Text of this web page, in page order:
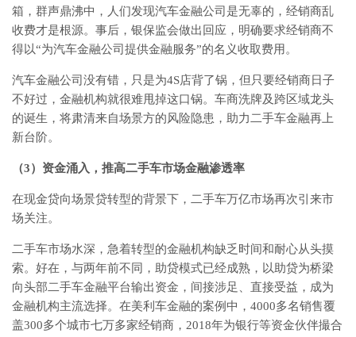
箱，群声鼎沸中，人们发现汽车金融公司是无辜的，经销商乱
收费才是根源。事后，银保监会做出回应，明确要求经销商不
得以“为汽车金融公司提供金融服务”的名义收取费用。
汽车金融公司没有错，只是为4S店背了锅，但只要经销商日子
不好过，金融机构就很难甩掉这口锅。车商洗牌及跨区域龙头
的诞生，将肃清来自场景方的风险隐患，助力二手车金融再上
新台阶。
（3）资金涌入，推高二手车市场金融渗透率
在现金贷向场景贷转型的背景下，二手车万亿市场再次引来市
场关注。
二手车市场水深，急着转型的金融机构缺乏时间和耐心从头摸
索。好在，与两年前不同，助贷模式已经成熟，以助贷为桥梁
向头部二手车金融平台输出资金，间接涉足、直接受益，成为
金融机构主流选择。在美利车金融的案例中，4000多名销售覆
盖300多个城市七万多家经销商，2018年为银行等资金伙伴撮合